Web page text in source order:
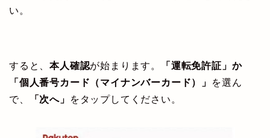
い。
すると、本人確認が始まります。
「運転免許証」か
「個人番号カード（マイナンバーカード）」
を選ん
で、
「次へ」 をタップしてください。